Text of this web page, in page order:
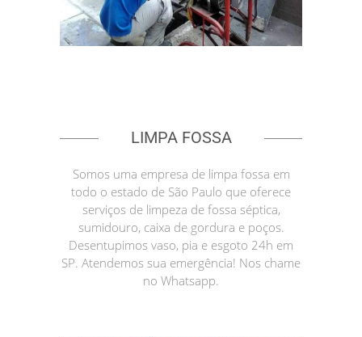
LIMPA FOSSA
Somos uma empresa de limpa fossa em
todo o estado de São Paulo que oferece
serviços de limpeza de fossa séptica,
sumidouro, caixa de gordura e poços.
Desentupimos vaso, pia e esgoto 24h em
SP. Atendemos sua emergência! Nos chame
no Whatsapp.